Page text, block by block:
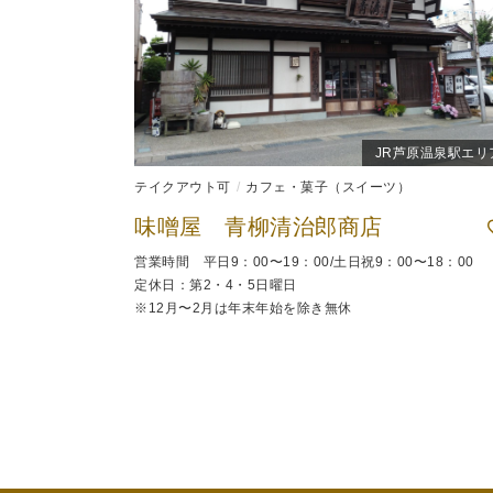
JR芦原温泉駅エリ
テイクアウト可 カフェ・菓子（スイーツ）
味噌屋 青柳清治郎商店
営業時間 平日9：00〜19：00/土日祝9：00〜18：00
定休日：第2・4・5日曜日
※12月〜2月は年末年始を除き無休